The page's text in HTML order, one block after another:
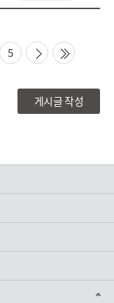
5 next last
게시글 작성